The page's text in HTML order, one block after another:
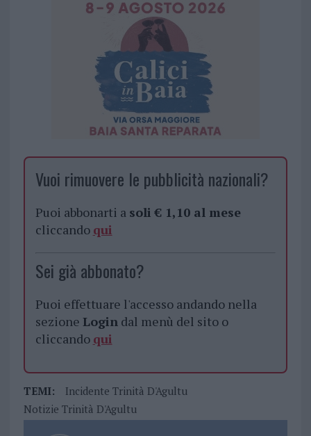
Vuoi rimuovere le pubblicità nazionali?
Puoi abbonarti a soli € 1,10 al mese
cliccando qui
Sei già abbonato?
Puoi effettuare l'accesso andando nella
sezione Logindal menù del sito o
cliccando qui
TEMI:
Incidente Trinità D'Agultu
Notizie Trinità D'Agultu